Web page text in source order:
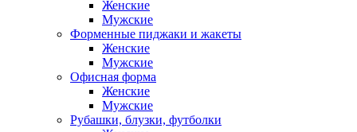
Женские
Мужские
Форменные пиджаки и жакеты
Женские
Мужские
Офисная форма
Женские
Мужские
Рубашки, блузки, футболки